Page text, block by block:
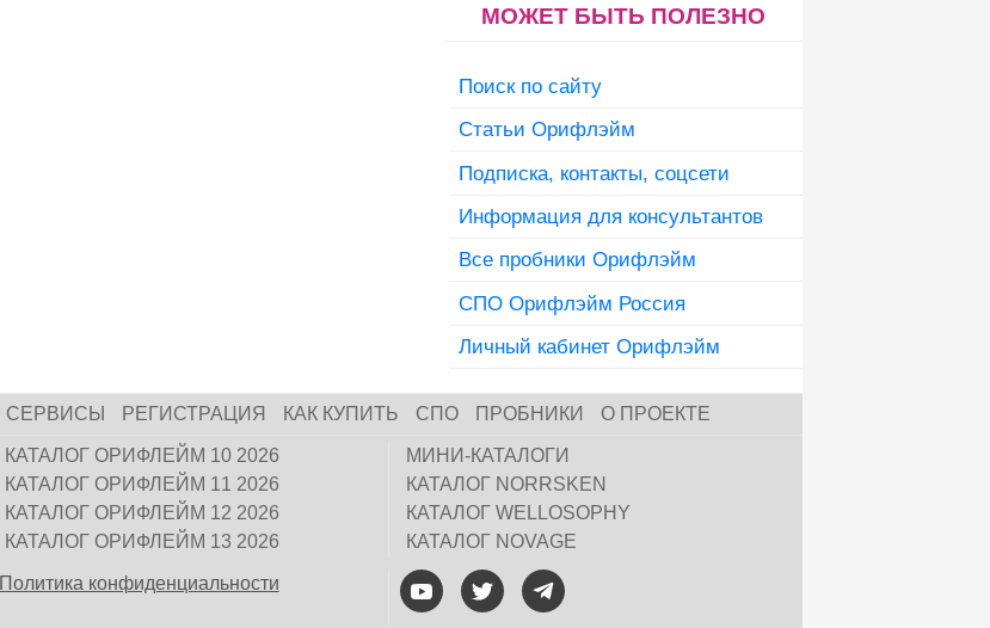
МОЖЕТ БЫТЬ ПОЛЕЗНО
Поиск по сайту
Статьи Орифлэйм
Подписка, контакты, соцсети
Информация для консультантов
Все пробники Орифлэйм
СПО Орифлэйм Россия
Личный кабинет Орифлэйм
СЕРВИСЫ РЕГИСТРАЦИЯ КАК КУПИТЬ СПО ПРОБНИКИ О ПРОЕКТЕ
КАТАЛОГ ОРИФЛЕЙМ 10 2026
КАТАЛОГ ОРИФЛЕЙМ 11 2026
КАТАЛОГ ОРИФЛЕЙМ 12 2026
КАТАЛОГ ОРИФЛЕЙМ 13 2026
МИНИ-КАТАЛОГИ
КАТАЛОГ NORRSKEN
КАТАЛОГ WELLOSOPHY
КАТАЛОГ NOVAGE
Политика конфиденциальности